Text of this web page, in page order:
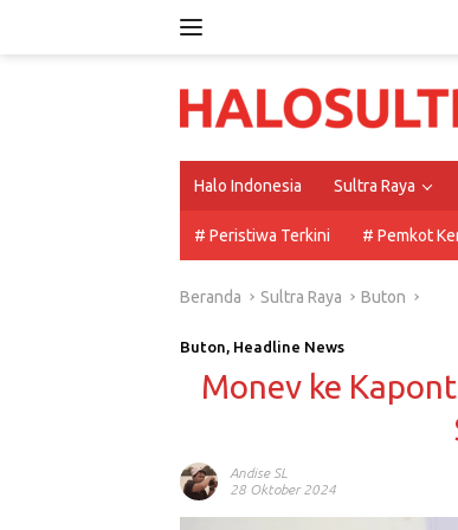
Halo Indonesia Sultra Raya
# Peristiwa Terkini # Pemkot
Beranda Sultra Raya Buton
Buton, Headline News
Monev ke
Andise SL
28 Oktober 2024